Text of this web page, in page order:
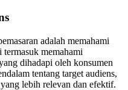
adalah memahami
memahami
dihadapi oleh konsumen
tentang target audiens,
lebih relevan dan efektif.